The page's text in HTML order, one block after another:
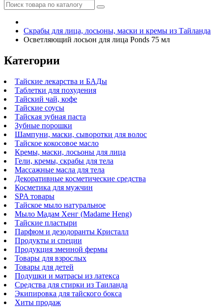
Скрабы для лица, лосьоны, маски и кремы из Тайланда
Осветляющий лосьон для лица Ponds 75 мл
Категории
Тайские лекарства и БАДы
Таблетки для похудения
Тайский чай, кофе
Тайские соусы
Тайская зубная паста
Зубные порошки
Шампуни, маски, сыворотки для волос
Тайское кокосовое масло
Кремы, маски, лосьоны для лица
Гели, кремы, скрабы для тела
Массажные масла для тела
Декоративные косметические средства
Косметика для мужчин
SPA товары
Тайское мыло натуральное
Мыло Мадам Хенг (Madame Heng)
Тайские пластыри
Парфюм и дезодоранты Кристалл
Продукты и специи
Продукция змеиной фермы
Товары для взрослых
Товары для детей
Подушки и матрасы из латекса
Средства для стирки из Таиланда
Экипировка для тайского бокса
Хиты продаж